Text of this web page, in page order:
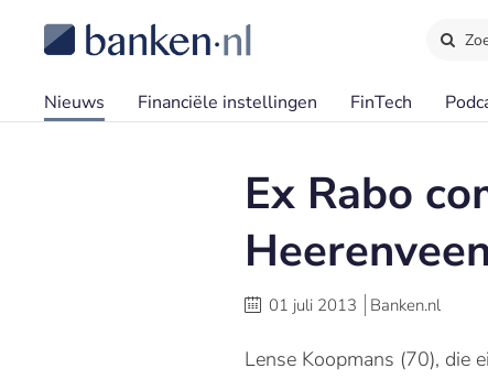
Nieuws Financiële instellingen FinTech
Ex Rabo
01 juli 2013 Banken.nl
Lense Koopmans (70), die